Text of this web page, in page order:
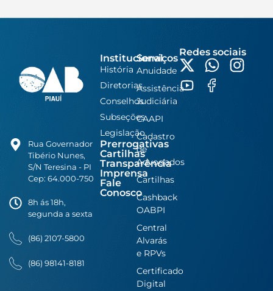
Rua Governador
Tibério Nunes,
S/N Teresina - PI
Cep: 64.000-750
8h ás 18h,
segunda a sexta
(86) 2107-5800
(86) 98141-8181
Institucional
História
Diretorias
Conselhos
Subseções
Legislação
Prerrogativas
Cartilhas
Transparência
Imprensa
Fale
Conosco
Serviços
Anuidade
Assistência
Judiciária
CAAPI
Cadastro
de
Advogados
Cartilhas
Cashback
OABPI
Central
Alvarás
e RPVs
Certificado
Digital
Redes sociais